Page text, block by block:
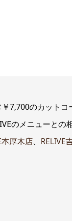
7,700のカットコ
のメニューとの
本厚木店、 RELIVE